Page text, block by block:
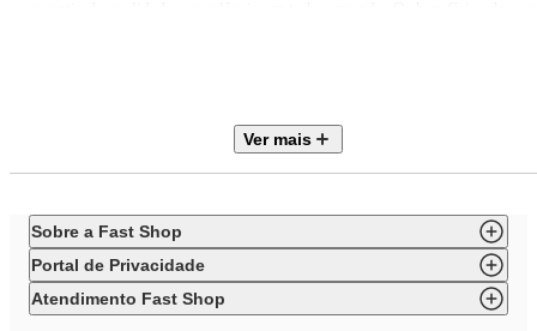
Ver mais
Sobre a Fast Shop
Portal de Privacidade
Atendimento Fast Shop